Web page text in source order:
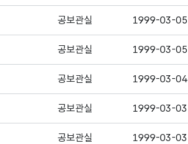
공보관실 1999-03-05
공보관실 1999-03-05
공보관실 1999-03-04
공보관실 1999-03-03
공보관실 1999-03-03